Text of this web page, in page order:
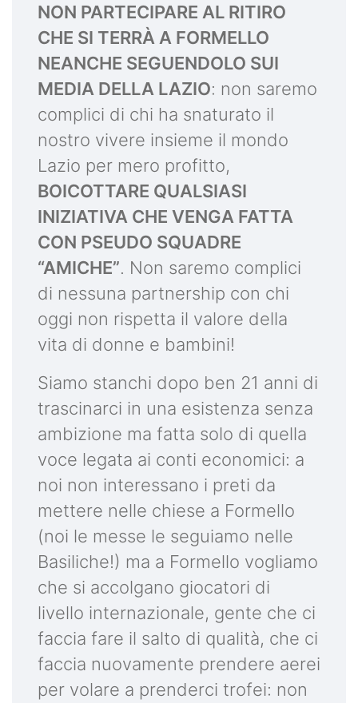
NON PARTECIPARE AL RITIRO
CHE SI TERRÀ A FORMELLO
NEANCHE SEGUENDOLO SUI
MEDIA DELLA LAZIO: non saremo
complici di chi ha snaturato il
nostro vivere insieme il mondo
Lazio per mero profitto,
BOICOTTARE QUALSIASI
INIZIATIVA CHE VENGA FATTA
CON PSEUDO SQUADRE
“AMICHE”. Non saremo complici
di nessuna partnership con chi
oggi non rispetta il valore della
vita di donne e bambini!
Siamo stanchi dopo ben 21 anni di
trascinarci in una esistenza senza
ambizione ma fatta solo di quella
voce legata ai conti economici: a
noi non interessano i preti da
mettere nelle chiese a Formello
(noi le messe le seguiamo nelle
Basiliche!) ma a Formello vogliamo
che si accolgano giocatori di
livello internazionale, gente che ci
faccia fare il salto di qualità, che ci
faccia nuovamente prendere aerei
per volare a prenderci trofei: non